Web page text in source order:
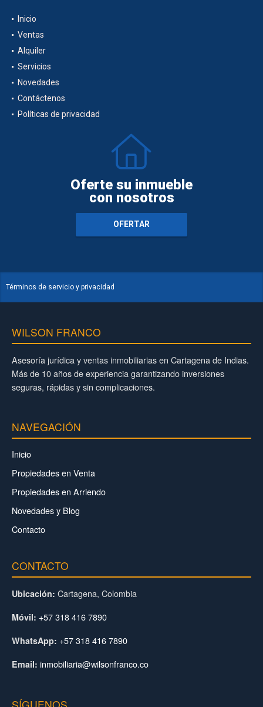
Inicio
Ventas
Alquiler
Servicios
Novedades
Contáctenos
Políticas de privacidad
Oferte su inmueble
con nosotros
OFERTAR
Términos de servicio y privacidad
WILSON FRANCO
Asesoría jurídica y ventas inmobiliarias en Cartagena de Indias.
Más de 10 años de experiencia garantizando inversiones
seguras, rápidas y sin complicaciones.
NAVEGACIÓN
Inicio
Propiedades en Venta
Propiedades en Arriendo
Novedades y Blog
Contacto
CONTACTO
Ubicación: Cartagena, Colombia
Móvil: +57 318 416 7890
WhatsApp: +57 318 416 7890
Email: inmobiliaria@wilsonfranco.co